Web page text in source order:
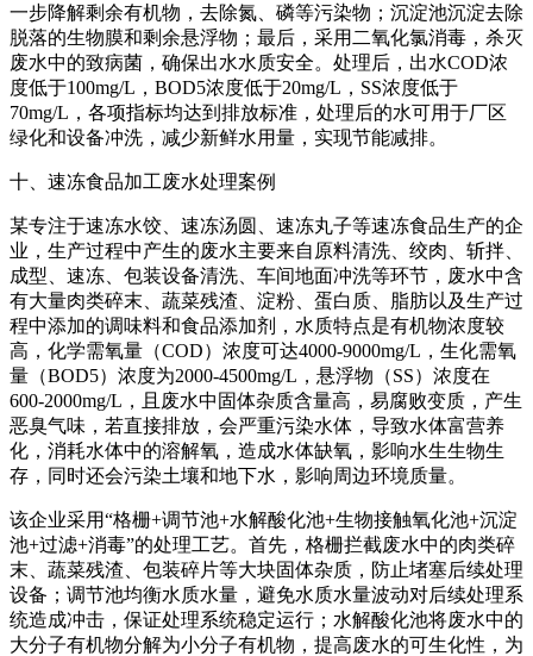
一步降解剩余有机物，去除氮、磷等污染物；沉淀池沉淀去除
脱落的生物膜和剩余悬浮物；最后，采用二氧化氯消毒，杀灭
废水中的致病菌，确保出水水质安全。处理后，出水COD浓
度低于100mg/L，BOD5浓度低于20mg/L，SS浓度低于
70mg/L，各项指标均达到排放标准，处理后的水可用于厂区
绿化和设备冲洗，减少新鲜水用量，实现节能减排。
十、速冻食品加工废水处理案例
某专注于速冻水饺、速冻汤圆、速冻丸子等速冻食品生产的企
业，生产过程中产生的废水主要来自原料清洗、绞肉、斩拌、
成型、速冻、包装设备清洗、车间地面冲洗等环节，废水中含
有大量肉类碎末、蔬菜残渣、淀粉、蛋白质、脂肪以及生产过
程中添加的调味料和食品添加剂，水质特点是有机物浓度较
高，化学需氧量（COD）浓度可达4000-9000mg/L，生化需氧
量（BOD5）浓度为2000-4500mg/L，悬浮物（SS）浓度在
600-2000mg/L，且废水中固体杂质含量高，易腐败变质，产生
恶臭气味，若直接排放，会严重污染水体，导致水体富营养
化，消耗水体中的溶解氧，造成水体缺氧，影响水生生物生
存，同时还会污染土壤和地下水，影响周边环境质量。
该企业采用“格栅+调节池+水解酸化池+生物接触氧化池+沉淀
池+过滤+消毒”的处理工艺。首先，格栅拦截废水中的肉类碎
末、蔬菜残渣、包装碎片等大块固体杂质，防止堵塞后续处理
设备；调节池均衡水质水量，避免水质水量波动对后续处理系
统造成冲击，保证处理系统稳定运行；水解酸化池将废水中的
大分子有机物分解为小分子有机物，提高废水的可生化性，为